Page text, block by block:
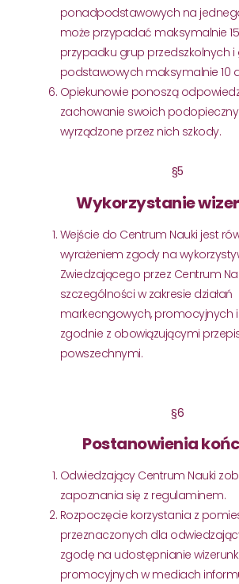
ponadpodstawowych na
może przypadać maksymalnie
przypadku grup przedszkolnych i
podstawowych maksymalnie 10
Opiekunowie ponoszą
zachowanie swoich
wyrządzone przez nich szkody.
§5
Wykorzystanie
Wejście do Centrum Nauki jest
wyrażeniem zgody na
Zwiedzającego przez Centrum
szczególności w zakresie działań
markecngowych, promocyjnych
zgodnie z obowiązującymi
powszechnymi.
§6
Postanowienia
Odwiedzający Centrum Nauki
zapoznania się z regulaminem.
Rozpoczęcie korzystania z
przeznaczonych dla
zgodę na udostępnianie
promocyjnych w mediach